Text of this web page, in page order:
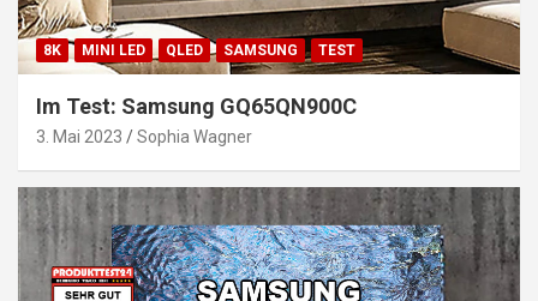
8K MINI LED QLED SAMSUNG TEST
Im Test: Samsung GQ65QN900C
3. Mai 2023 Sophia Wagner